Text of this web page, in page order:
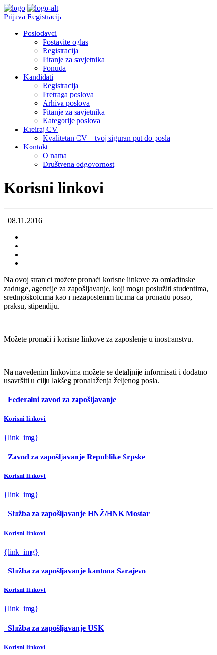
Prijava Registracija
Poslodavci
Postavite oglas
Registracija
Pitanje za savjetnika
Ponuda
Kandidati
Registracija
Pretraga poslova
Arhiva poslova
Pitanje za savjetnika
Kategorije poslova
Kreiraj CV
Kvalitetan CV – tvoj siguran put do posla
Kontakt
O nama
Društvena odgovornost
Korisni linkovi
08.11.2016
Na ovoj stranici možete pronaći korisne linkove za omladinske
zadruge, agencije za zapošljavanje, koji mogu poslužiti studentima,
srednjoškolcima kao i nezaposlenim licima da pronađu posao,
praksu, stipendiju.
Možete pronaći i korisne linkove za zaposlenje u inostranstvu.
Na navedenim linkovima možete se detaljnije informisati i dodatno
usavršiti u cilju lakšeg pronalaženja željenog posla.
Federalni zavod za zapošljavanje
Korisni linkovi
{link_img}
Zavod za zapošljavanje Republike Srpske
Korisni linkovi
{link_img}
Služba za zapošljavanje HNŽ/HNK Mostar
Korisni linkovi
{link_img}
Služba za zapošljavanje kantona Sarajevo
Korisni linkovi
{link_img}
Služba za zapošljavanje USK
Korisni linkovi